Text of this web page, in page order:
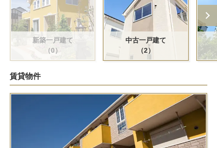
新築一戸建て
（0）
中古一戸建て
（2）
賃貸物件